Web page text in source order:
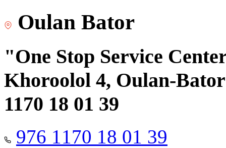
Oulan Bator
"One Stop Service
Khoroolol 4, Oulan-
1170 18 01 39
976 1170 18 01 39